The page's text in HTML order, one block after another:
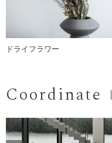
ドライフラワー
Coordinate